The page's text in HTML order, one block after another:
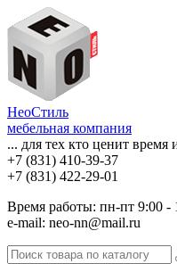
НеоСтиль
мебельная компания
... для тех кто ценит время
+7 (831) 410-39-37
+7 (831) 422-29-01
Время работы: пн-пт 9:00 -
e-mail: neo-nn@mail.ru